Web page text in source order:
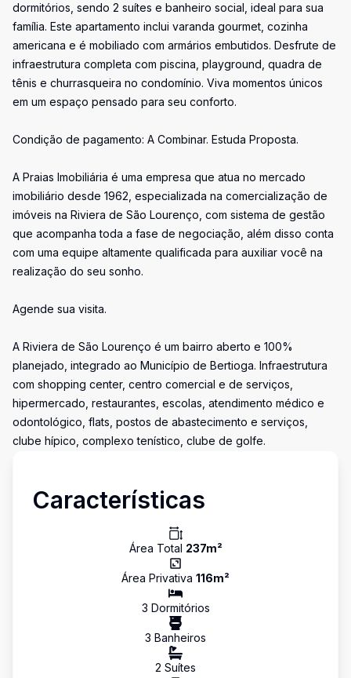
dormitórios, sendo 2 suítes e banheiro social, ideal para sua
família. Este apartamento inclui varanda gourmet, cozinha
americana e é mobiliado com armários embutidos. Desfrute de
infraestrutura completa com piscina, playground, quadra de
tênis e churrasqueira no condomínio. Viva momentos únicos
em um espaço pensado para seu conforto.
Condição de pagamento: A Combinar. Estuda Proposta.
A Praias Imobiliária é uma empresa que atua no mercado
imobiliário desde 1962, especializada na comercialização de
imóveis na Riviera de São Lourenço, com sistema de gestão
que acompanha toda a fase de negociação, além disso conta
com uma equipe altamente qualificada para auxiliar você na
realização do seu sonho.
Agende sua visita.
A Riviera de São Lourenço é um bairro aberto e 100%
planejado, integrado ao Município de Bertioga. Infraestrutura
com shopping center, centro comercial e de serviços,
hipermercado, restaurantes, escolas, atendimento médico e
odontológico, flats, postos de abastecimento e serviços,
clube hípico, complexo tenístico, clube de golfe.
Características
Área Total 237m²
Área Privativa 116m²
3 Dormitórios
3 Banheiros
2 Suítes